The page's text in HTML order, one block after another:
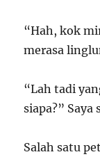
“Hah, kok
merasa
“Lah tadi
siapa?” Saya
Salah satu